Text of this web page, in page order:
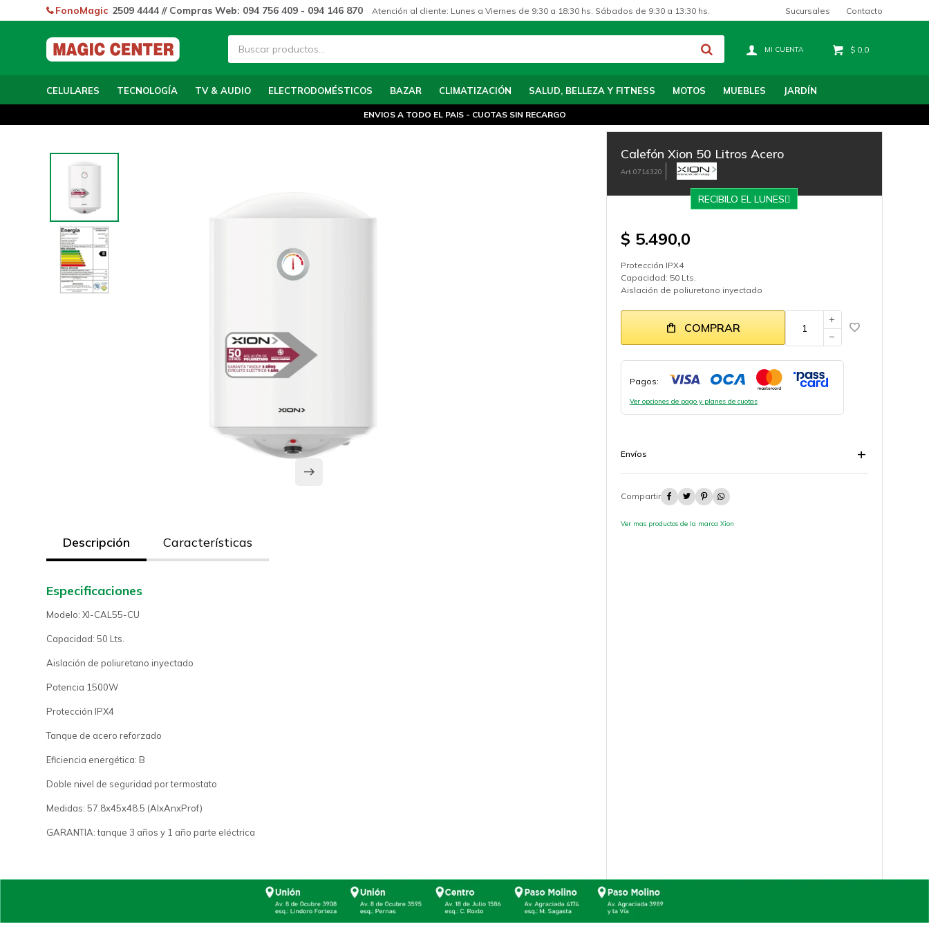
CELULARES TECNOLOGÍA TV & AUDIO ELECTRODOMÉSTICOS BAZAR CLIMATIZACIÓN SALUD, BELLEZA Y FITNESS MOTOS MUEBLES JARDÍN
$ 0,0
FonoMagic 2509 4444 // Compras Web: 094 756 409 - 094 146 870 Atención al cliente: Lunes a Viernes de 9:30 a 18:30 hs. Sábados de 9:30 a 13:30 hs. Sucursales Contacto
ENVIOS A TODO EL PAIS - CUOTAS SIN RECARGO
Calefón Xion 50 Litros Acero
0714320
RECIBILO EL LUNES
$ 5.490,0
Protección IPX4
Capacidad: 50 Lts.
Aislación de poliuretano inyectado
COMPRAR
add
remove
Pagos:
Ver opciones de pago y planes de cuotas
Envíos
   
Ver mas productos de la marca Xion
Descripción Características
Especificaciones
Modelo: XI-CAL55-CU
Capacidad: 50 Lts.
Aislación de poliuretano inyectado
Potencia 1500W
Protección IPX4
Tanque de acero reforzado
Eficiencia energética: B
Doble nivel de seguridad por termostato
Medidas: 57.8x45x48.5 (AlxAnxProf)
GARANTIA: tanque 3 años y 1 año parte eléctrica